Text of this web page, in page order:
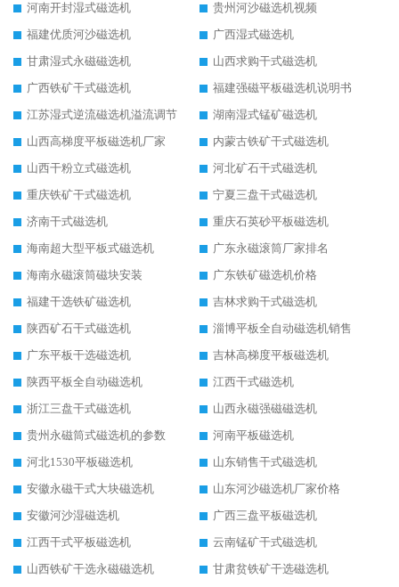
河南开封湿式磁选机
贵州河沙磁选机视频
福建优质河沙磁选机
广西湿式磁选机
甘肃湿式永磁磁选机
山西求购干式磁选机
广西铁矿干式磁选机
福建强磁平板磁选机说明书
江苏湿式逆流磁选机溢流调节
湖南湿式锰矿磁选机
山西高梯度平板磁选机厂家
内蒙古铁矿干式磁选机
山西干粉立式磁选机
河北矿石干式磁选机
重庆铁矿干式磁选机
宁夏三盘干式磁选机
济南干式磁选机
重庆石英砂平板磁选机
海南超大型平板式磁选机
广东永磁滚筒厂家排名
海南永磁滚筒磁块安装
广东铁矿磁选机价格
福建干选铁矿磁选机
吉林求购干式磁选机
陕西矿石干式磁选机
淄博平板全自动磁选机销售
广东平板干选磁选机
吉林高梯度平板磁选机
陕西平板全自动磁选机
江西干式磁选机
浙江三盘干式磁选机
山西永磁强磁磁选机
贵州永磁筒式磁选机的参数
河南平板磁选机
河北1530平板磁选机
山东销售干式磁选机
安徽永磁干式大块磁选机
山东河沙磁选机厂家价格
安徽河沙湿磁选机
广西三盘平板磁选机
江西干式平板磁选机
云南锰矿干式磁选机
山西铁矿干选永磁磁选机
甘肃贫铁矿干选磁选机